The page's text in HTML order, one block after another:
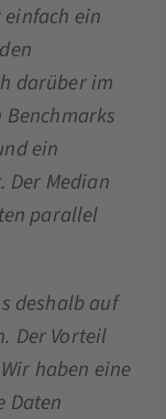
ein
darüber im
ein
Der Median
parallel
deshalb auf
Der Vorteil
haben eine
Daten